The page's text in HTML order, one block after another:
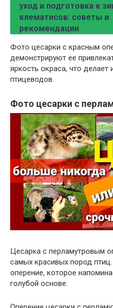
уход и подготовка к
клематисов: советы и
рекомендации
Фото цесарки с красным
демонстрируют ее
яркость окраса, что делает
птицеводов.
Фото цесарки с
Цесарка с перламутровым
самых красивых пород
оперение, которое
голубой основе.